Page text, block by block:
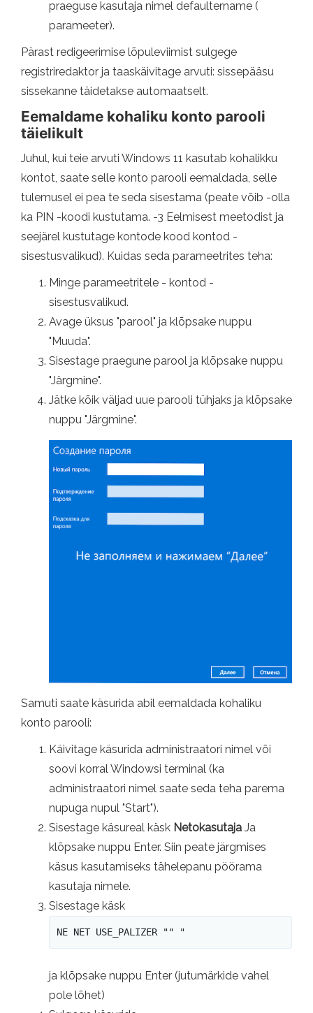
praeguse kasutaja nimel defaultername (
parameeter).
Pärast redigeerimise lõpuleviimist sulgege
registriredaktor ja taaskäivitage arvuti: sissepääsu
sissekanne täidetakse automaatselt.
Eemaldame kohaliku konto parooli
täielikult
Juhul, kui teie arvuti Windows 11 kasutab kohalikku
kontot, saate selle konto parooli eemaldada, selle
tulemusel ei pea te seda sisestama (peate võib -olla
ka PIN -koodi kustutama. -3 Eelmisest meetodist ja
seejärel kustutage kontode kood kontod -
sisestusvalikud). Kuidas seda parameetrites teha:
Minge parameetritele - kontod -
sisestusvalikud.
Avage üksus "parool" ja klõpsake nuppu
"Muuda".
Sisestage praegune parool ja klõpsake nuppu
"Järgmine".
Jätke kõik väljad uue parooli tühjaks ja klõpsake
nuppu "Järgmine".
Samuti saate käsurida abil eemaldada kohaliku
konto parooli:
Käivitage käsurida administraatori nimel või
soovi korral Windowsi terminal (ka
administraatori nimel saate seda teha parema
nupuga nupul "Start").
Sisestage käsureal käsk Netokasutaja Ja
klõpsake nuppu Enter. Siin peate järgmises
käsus kasutamiseks tähelepanu pöörama
kasutaja nimele.
Sisestage käsk
NE NET USE_PALIZER "" "
ja klõpsake nuppu Enter (jutumärkide vahel
pole lõhet)